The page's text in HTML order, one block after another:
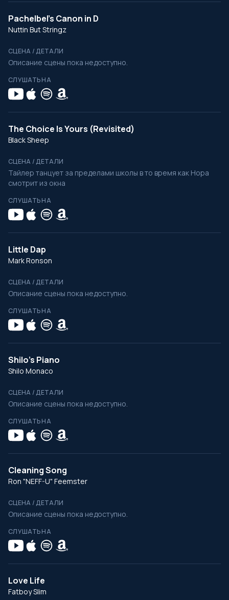
Pachelbel's Canon in D
Nuttin But Stringz
СЦЕНА / ДЕТАЛИ
Описание сцены пока недоступно.
СЛУШАТЬ НА
The Choice Is Yours (Revisited)
Black Sheep
СЦЕНА / ДЕТАЛИ
Тайлер танцует за пределами школы в то время как Нора
смотрит из окна
СЛУШАТЬ НА
Little Dap
Mark Ronson
СЦЕНА / ДЕТАЛИ
Описание сцены пока недоступно.
СЛУШАТЬ НА
Shilo's Piano
Shilo Monaco
СЦЕНА / ДЕТАЛИ
Описание сцены пока недоступно.
СЛУШАТЬ НА
Cleaning Song
Ron "NEFF-U" Feemster
СЦЕНА / ДЕТАЛИ
Описание сцены пока недоступно.
СЛУШАТЬ НА
Love Life
Fatboy Slim